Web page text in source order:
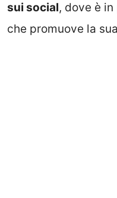
sui social, dove è
che promuove la